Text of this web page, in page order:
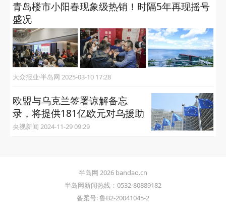
青岛楼市小阳春现象级热销！时隔5年再现摇号
盛况
大众报业·半岛网 2025-03-10 17:28
欧盟与乌克兰签署谅解备忘
录，将提供181亿欧元对乌援助
央视新闻 2024-11-29 09:29
半岛网 2026 bandao.cn
半岛网新闻热线：0532-80889182
备案号: 鲁B2-20041045-2